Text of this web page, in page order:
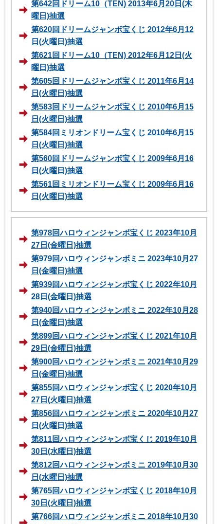
第642回ドリーム10（TEN) 2013年6月20日(木
曜日)抽選
第620回ドリームジャンボ宝くじ 2012年6月12
日(火曜日)抽選
第621回ドリーム10（TEN) 2012年6月12日(火
曜日)抽選
第605回ドリームジャンボ宝くじ 2011年6月14
日(火曜日)抽選
第583回ドリームジャンボ宝くじ 2010年6月15
日(火曜日)抽選
第584回ミリオンドリーム宝くじ 2010年6月15
日(火曜日)抽選
第560回ドリームジャンボ宝くじ 2009年6月16
日(火曜日)抽選
第561回ミリオンドリーム宝くじ 2009年6月16
日(火曜日)抽選
第978回ハロウィンジャンボ宝くじ 2023年10月
27日(金曜日)抽選
第979回ハロウィンジャンボミニ 2023年10月27
日(金曜日)抽選
第939回ハロウィンジャンボ宝くじ 2022年10月
28日(金曜日)抽選
第940回ハロウィンジャンボミニ 2022年10月28
日(金曜日)抽選
第899回ハロウィンジャンボ宝くじ 2021年10月
29日(金曜日)抽選
第900回ハロウィンジャンボミニ 2021年10月29
日(金曜日)抽選
第855回ハロウィンジャンボ宝くじ 2020年10月
27日(火曜日)抽選
第856回ハロウィンジャンボミニ 2020年10月27
日(火曜日)抽選
第811回ハロウィンジャンボ宝くじ 2019年10月
30日(水曜日)抽選
第812回ハロウィンジャンボミニ 2019年10月30
日(水曜日)抽選
第765回ハロウィンジャンボ宝くじ 2018年10月
30日(火曜日)抽選
第766回ハロウィンジャンボミニ 2018年10月30